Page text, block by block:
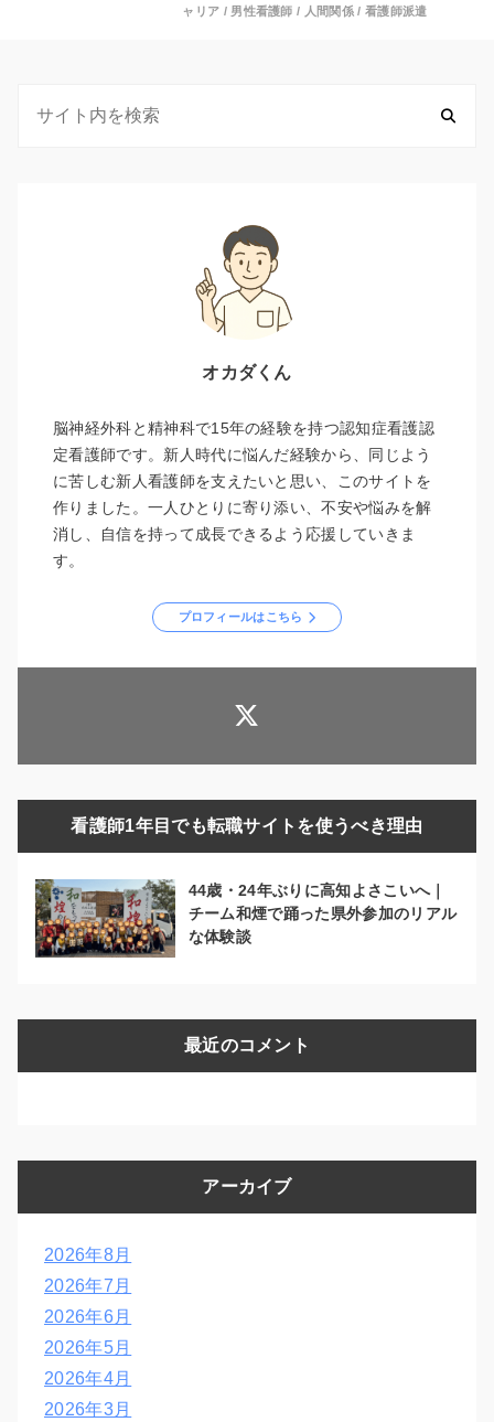
ャリア / 男性看護師 / 人間関係 /看護師派遣
オカダくん
脳神経外科と精神科で15年の経験を持つ認知症看護認
定看護師です。新人時代に悩んだ経験から、同じよう
に苦しむ新人看護師を支えたいと思い、このサイトを
作りました。一人ひとりに寄り添い、不安や悩みを解
消し、自信を持って成長できるよう応援していきま
す。
プロフィールはこちら
看護師1年目でも転職サイトを使うべき理由
44歳・24年ぶりに高知よさこいへ｜
チーム和煙で踊った県外参加のリアル
な体験談
最近のコメント
アーカイブ
2026年8月
2026年7月
2026年6月
2026年5月
2026年4月
2026年3月